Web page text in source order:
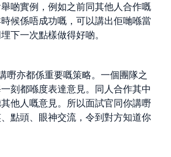
啲實例，例如之前同其他人合作嘅
候係唔成功嘅，可以講出佢哋喺當
下一次點樣做得好啲。
嘢亦都係重要嘅策略。一個團隊之
刻都喺度表達意見。同人合作其中
他人嘅意見。所以面試官同你講嘢
點頭、眼神交流，令到對方知道你